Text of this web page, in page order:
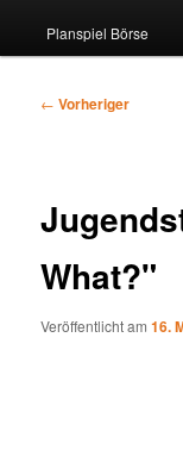
Planspiel Börse
Beitragsnavigation
← Vorheriger
What?"
Veröffentlicht am16.